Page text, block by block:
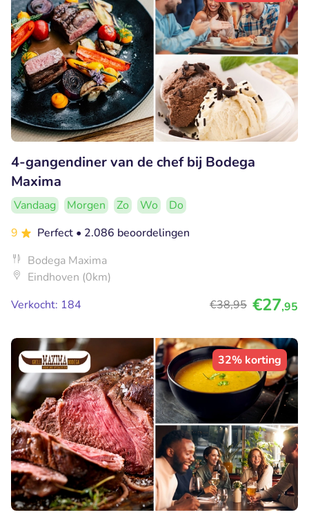
4-gangendiner van de chef bij Bodega
Maxima
Vandaag Morgen Zo Wo
Do
9
Perfect • 2.086 beoordelingen
Bodega Maxima
Eindhoven (0km)
Verkocht: 184
€38,95 €27,95
32% korting